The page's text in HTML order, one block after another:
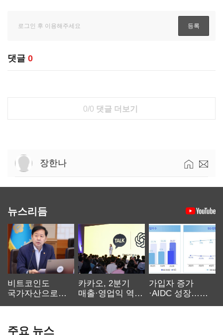
댓글 0
0/0 댓글 더보기
장한나
뉴스리듬
비트코인도
국가자산으로…'
카카오, 2분기
매출·영업익 역대
가입자 증가
·AIDC 성장…
주요 뉴스